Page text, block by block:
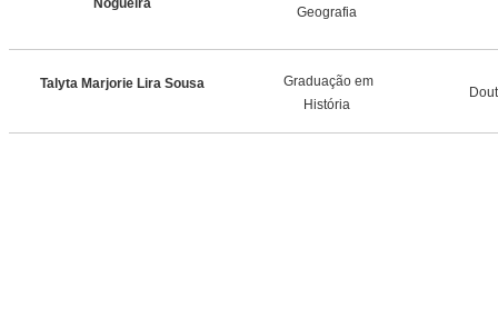
Nogueira
Geografia
Talyta Marjorie Lira Sousa
Graduação em
História